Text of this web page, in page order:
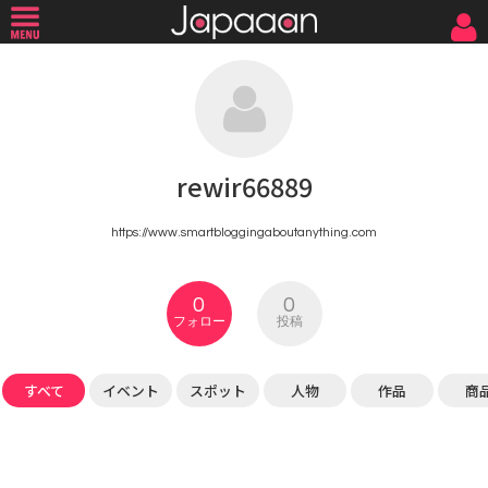
rewir66889
https://www.smartbloggingaboutanything.com
0
フォロー
0
投稿
すべて イベント スポット 人物 作品 商